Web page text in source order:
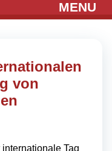
MENU
von
Tag